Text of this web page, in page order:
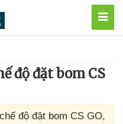
độ đặt bom CS
độ đặt bom CS GO,